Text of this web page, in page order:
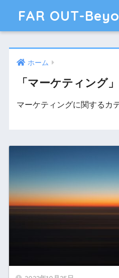
FAR OUT-
ホーム
「マーケティング
マーケティングに関するカ